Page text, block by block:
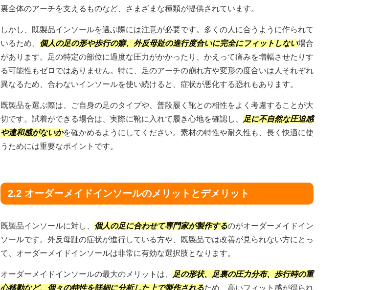
裏全体のアーチを支えるものなど、さまざまな種類が提供されています。
しかし、既製品インソールを選ぶ際には注意が必要です。多くの人に合うように作られて
いるため、 個人の足の形や歩行の癖、外反母趾の進行度合いに完全にフィットしない場合
があります。足の特定の部位に過度な圧力がかかったり、かえって痛みを増幅させたりす
る可能性もゼロではありません。特に、足のアーチの崩れ方や変形の度合いは人それぞれ
異なるため、合わないインソールを使い続けると、症状が悪化する恐れもあります。
既製品を選ぶ際は、ご自身の足のタイプや、普段履く靴との相性をよく考慮することが大
切です。試着ができる場合は、実際に靴に入れて履き心地を確認し、
足に不自然な圧迫感
や違和感がないかを確かめるようにしてください。素材の特性や耐久性も、長く快適に使
うためには重要なポイントです。
2.2 オーダーメイドインソールのメリットとデメリット
既製品インソールに対し、 個人の足に合わせて専門家が製作するのがオーダーメイドイン
ソールです。外反母趾の症状が進行している方や、既製品では改善が見られない方にとっ
て、オーダーメイドインソールは非常に有効な選択肢となります。
オーダーメイドインソールの最大のメリットは、
足の形状、足裏の圧力分布、歩行時の重
心移動など、個々の特性を詳細に分析した上で製作されるため、高いフィット感が得られ